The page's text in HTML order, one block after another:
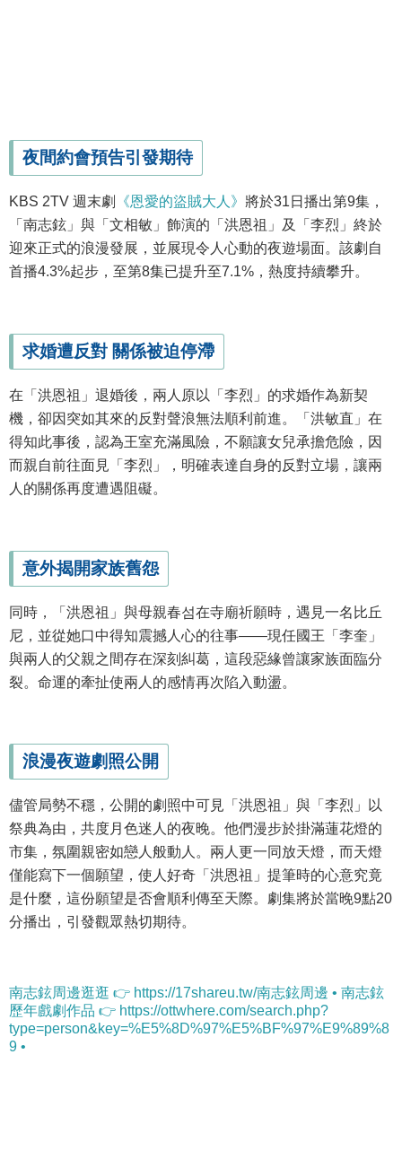
夜間約會預告引發期待
KBS 2TV 週末劇 《恩愛的盜賊大人》 將於31日播出第9集，
「南志鉉」與「文相敏」飾演的「洪恩祖」及「李烈」終於
迎來正式的浪漫發展，並展現令人心動的夜遊場面。該劇自
首播4.3%起步，至第8集已提升至7.1%，熱度持續攀升。
求婚遭反對 關係被迫停滯
在「洪恩祖」退婚後，兩人原以「李烈」的求婚作為新契
機，卻因突如其來的反對聲浪無法順利前進。「洪敏直」在
得知此事後，認為王室充滿風險，不願讓女兒承擔危險，因
而親自前往面見「李烈」，明確表達自身的反對立場，讓兩
人的關係再度遭遇阻礙。
意外揭開家族舊怨
同時，「洪恩祖」與母親春섬在寺廟祈願時，遇見一名比丘
尼，並從她口中得知震撼人心的往事——現任國王「李奎」
與兩人的父親之間存在深刻糾葛，這段惡緣曾讓家族面臨分
裂。命運的牽扯使兩人的感情再次陷入動盪。
浪漫夜遊劇照公開
儘管局勢不穩，公開的劇照中可見「洪恩祖」與「李烈」以
祭典為由，共度月色迷人的夜晚。他們漫步於掛滿蓮花燈的
市集，氛圍親密如戀人般動人。兩人更一同放天燈，而天燈
僅能寫下一個願望，使人好奇「洪恩祖」提筆時的心意究竟
是什麼，這份願望是否會順利傳至天際。劇集將於當晚9點20
分播出，引發觀眾熱切期待。
南志鉉周邊逛逛 👉 https://17shareu.tw/南志鉉周邊 • 南志鉉
歷年戲劇作品 👉 https://ottwhere.com/search.php?
type=person&key=%E5%8D%97%E5%BF%97%E9%89%8
9 •